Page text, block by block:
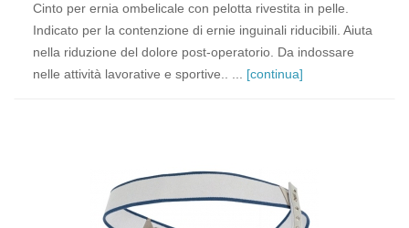
Cinto per ernia ombelicale con pelotta rivestita in pelle.
Indicato per la contenzione di ernie inguinali riducibili. Aiuta
nella riduzione del dolore post-operatorio. Da indossare
nelle attività lavorative e sportive.. ... [continua]